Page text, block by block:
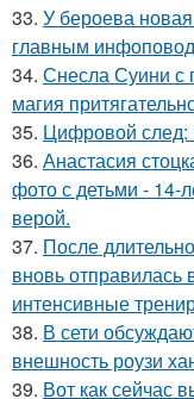
33. У бероева
главным
34. Снесла Суини с
магия
35. Цифровой след:
36. Анастасия
фото с детьми - 14-
верой.
37. После
вновь отправилась
интенсивные
38. В сети
внешность роузи
39. Вот как сейчас